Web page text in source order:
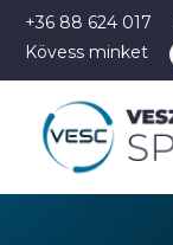
+36 88 624 017
Kövess minket